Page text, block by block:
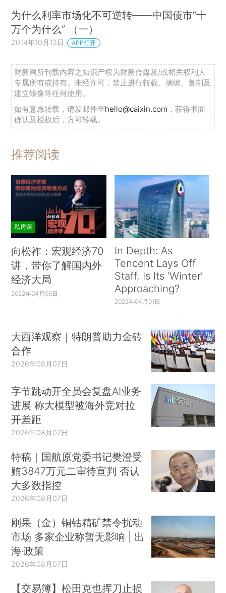
为什么利率市场化不可逆转——中国债市“十
万个为什么” （一）
2014年10月13日 APP打开
财新网所刊载内容之知识产权为财新传媒及/或相关权利人
专属所有或持有。未经许可，禁止进行转载、摘编、复制及
建立镜像等任何使用。
如有意愿转载，请发邮件至hello@caixin.com ，获得书面
确认及授权后，方可转载。
推荐阅读
私房课
向松祚：宏观经济70
讲，带你了解国内外
经济大局
2022年04月06日
In Depth: As
Tencent Lays Off
Staff, Is Its ‘Winter’
Approaching?
2022年04月01日
大西洋观察｜特朗普助力金砖
合作
2026年08月07日
字节跳动开全员会复盘AI业务
进展 称大模型被海外竞对拉
开差距
2026年08月07日
特稿｜国航原党委书记樊澄受
贿3847万元二审待宣判 否认
大多数指控
2026年08月07日
刚果（金）铜钴精矿禁令扰动
市场 多家企业称暂无影响 | 出
海·政策
2026年08月07日
【交易簿】松田克也挥刀止损